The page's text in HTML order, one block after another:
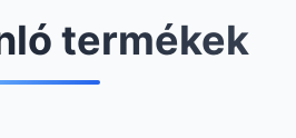
termékek